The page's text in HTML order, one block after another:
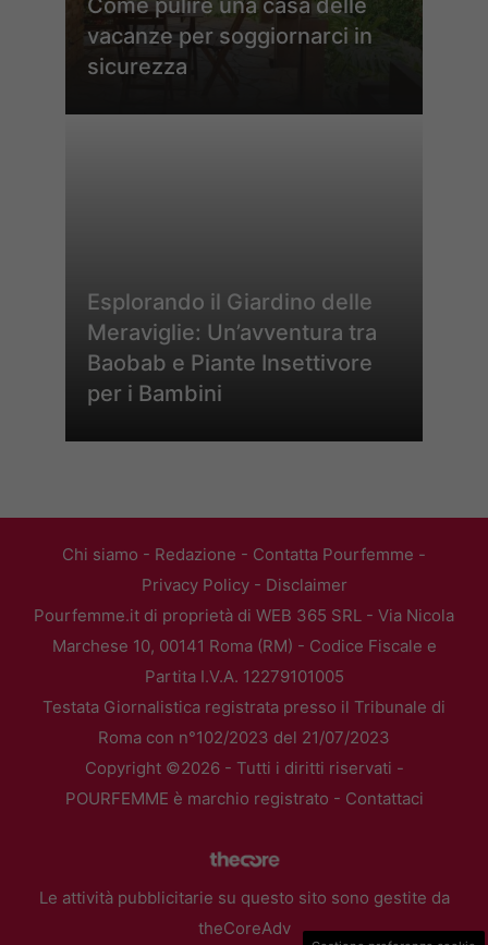
Come pulire una casa delle
vacanze per soggiornarci in
sicurezza
Esplorando il Giardino delle
Meraviglie: Un’avventura tra
Baobab e Piante Insettivore
per i Bambini
Chi siamo - Redazione - Contatta Pourfemme -
Privacy Policy- Disclaimer
Pourfemme.it di proprietà di WEB 365 SRL - Via Nicola
Marchese 10, 00141 Roma (RM) - Codice Fiscale e
Partita I.V.A. 12279101005
Testata Giornalistica registrata presso il Tribunale di
Roma con n°102/2023 del 21/07/2023
Copyright ©2026 - Tutti i diritti riservati -
POURFEMME è marchio registrato - Contattaci
Le attività pubblicitarie su questo sito sono gestite da
theCoreAdv